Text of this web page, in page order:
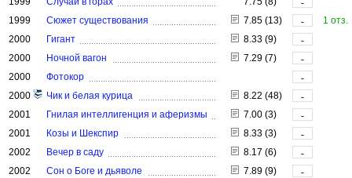
-
1999
Сюжет существования 7.85 (13) -
1 отз.
2000
Гигант 8.33 (9)
-
2000
Ночной вагон 7.29 (7)
-
2000
Фотокор
-
2000
Чик и белая курица 8.22 (48)
-
2001
Гнилая интеллигенция и аферизмы 7.00 (3)
-
2001
Козы и Шекспир 8.33 (3)
-
2002
Вечер в саду 8.17 (6)
-
2002
Сон о Боге и дьяволе 7.89 (9)
-